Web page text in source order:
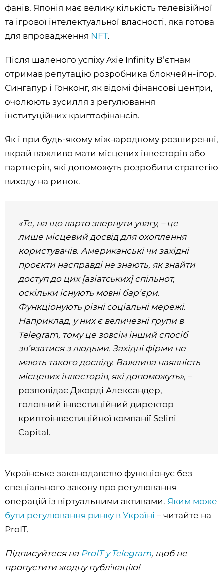
фанів. Японія має велику кількість телевізійної
та ігрової інтелектуальної власності, яка готова
для впровадження NFT.
Після шаленого успіху Axie Infinity В’єтнам
отримав репутацію розробника блокчейн-ігор.
Сингапур і Гонконг, як відомі фінансові центри,
очолюють зусилля з регулювання
інституційних криптофінансів.
Як і при будь-якому міжнародному розширенні,
вкрай важливо мати місцевих інвесторів або
партнерів, які допоможуть розробити стратегію
виходу на ринок.
«Те, на що варто звернути увагу, – це
лише місцевий досвід для охоплення
користувачів. Американські чи західні
проєкти насправді не знають, як знайти
доступ до цих [азіатських] спільнот,
оскільки існують мовні бар’єри.
Функціонують різні соціальні мережі.
Наприклад, у них є величезні групи в
Telegram, тому це зовсім інший спосіб
зв’язатися з людьми. Західні фірми не
мають такого досвіду. Важлива наявність
місцевих інвесторів, які допоможуть», –
розповідає Джорді Александер,
головний інвестиційний директор
криптоінвестиційної компанії Selini
Capital.
Українське законодавство функціонує без
спеціального закону про регулювання
операцій із віртуальними активами. Яким може
бути регулювання ринку в Україні – читайте на
ProIT.
Підписуйтеся на ProIT у Telegram, щоб не
пропустити жодну публікацію!